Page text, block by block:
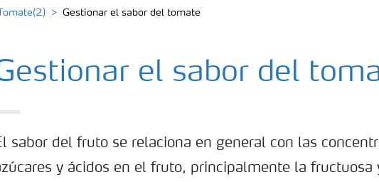
Tomate(2) Gestionar el sabor del tomate
el sabor del
sabor del fruto se relaciona en general con las
y ácidos en el fruto, principalmente la fructuosa